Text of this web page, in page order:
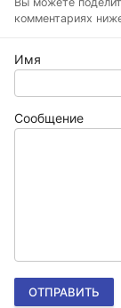
комментариях
Имя
Сообщение
ОТПРАВИТЬ